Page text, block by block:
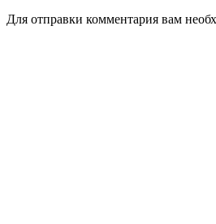
Для отправки комментария вам